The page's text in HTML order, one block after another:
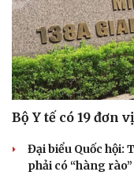
Bộ Y tế có 19 đơn
Đại biểu Quốc hội:
phải có “hàng